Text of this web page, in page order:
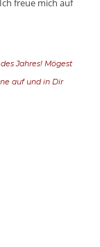
freue mich auf
Jahres! Mögest
auf und in Dir